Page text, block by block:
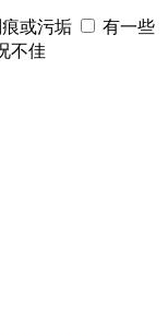
或污垢
有一些
不佳